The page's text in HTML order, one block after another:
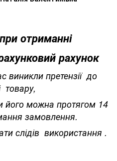
отриманні
рахунок
виникли претензії до
товару,
його можна протягом 14
замовлення.
слідів використання .